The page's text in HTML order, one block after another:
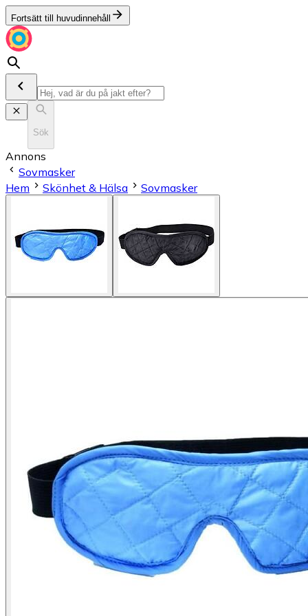
Fortsätt till huvudinnehåll
Sök
Annons
Sovmasker
Hem
Skönhet & Hälsa Sovmasker